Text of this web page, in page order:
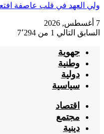
ولي العهد في قلب عاصفة
7 أغسطس, 2026
السابق التالي 1 من 7٬294
جهوية
وطنية
دولية
سياسية
اقتصاد
مجتمع
دينية